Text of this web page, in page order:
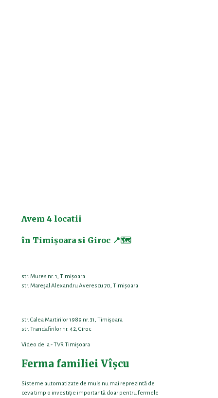
Avem 4 locatii
în Timișoara si Giroc 📍🗺️
str. Mures nr. 1, Timișoara
str. Mareşal Alexandru Averescu 70, Timișoara
str. Calea Martirilor 1989 nr. 31, Timișoara
str. Trandafirilor nr. 42, Giroc
Video de la - TVR Timișoara
Ferma familiei Vîșcu
Sisteme automatizate de muls nu mai reprezintă de
ceva timp o investiție importantă doar pentru fermele